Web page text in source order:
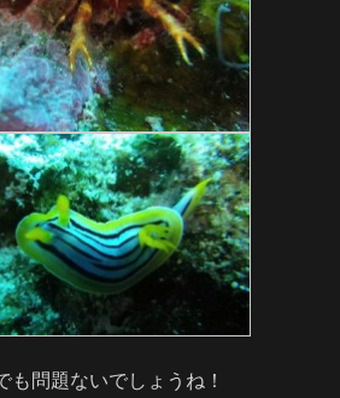
も問題ないでしょうね！